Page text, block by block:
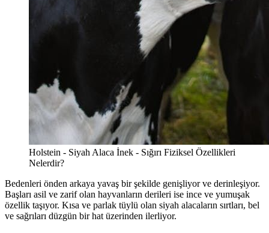
Holstein - Siyah Alaca İnek - Sığırı Fiziksel Özellikleri
Nelerdir?
Bedenleri önden arkaya yavaş bir şekilde genişliyor ve derinleşiyor.
Başları asil ve zarif olan hayvanların derileri ise ince ve yumuşak
özellik taşıyor. Kısa ve parlak tüylü olan siyah alacaların sırtları, bel
ve sağrıları düzgün bir hat üzerinden ilerliyor.